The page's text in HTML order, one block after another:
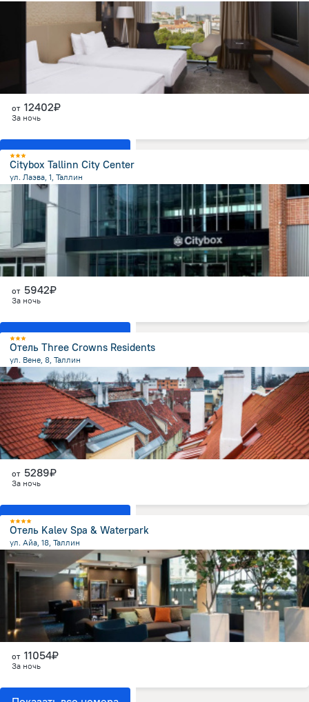
от 12402₽
За ночь
Показать все номера
Citybox Tallinn City Center
ул. Лаэва, 1, Таллин
787.5 мот центра
от 5942₽
За ночь
Показать все номера
Отель Three Crowns Residents
ул. Вене, 8, Таллин
112.6 м
от центра
от 5289₽
За ночь
Показать все номера
Отель Kalev Spa & Waterpark
ул. Айа, 18, Таллин
437 мот центра
от 11054₽
За ночь